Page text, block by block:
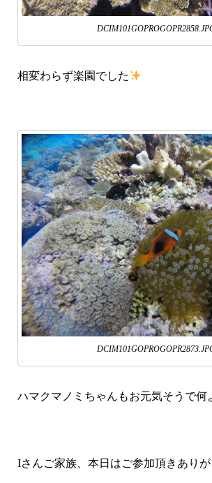
相変わらず楽園でした
ハマクマノミちゃんもお元気そうで何
Iさんご家族、本日はご参加頂きあり